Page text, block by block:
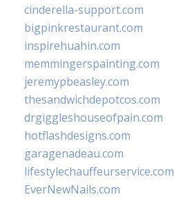
cinderella-support.com
bigpinkrestaurant.com
inspirehuahin.com
memmingerspainting.com
jeremypbeasley.com
thesandwichdepotcos.com
drgiggleshouseofpain.com
hotflashdesigns.com
garagenadeau.com
lifestylechauffeurservice.com
EverNewNails.com